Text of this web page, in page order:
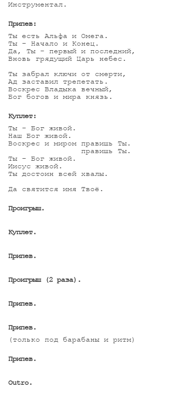
Инструментал.
Припев:
Ты есть Альфа и Омега.
Ты - Начало и Конец.
Да, Ты - первый и последний,
Вновь грядущий Царь небес.
Ты забрал ключи от смерти,
Ад заставил трепетать.
Воскрес Владыка вечный,
Бог богов и мира князь.
Куплет:
Ты - Бог живой.
Наш Бог живой.
Воскрес и миром правишь Ты.
                правишь Ты.
Ты - Бог живой.
Иисус живой.
Ты достоин всей хвалы.
Да святится имя Твоё.
Проигрыш.
Куплет.
Припев.
Проигрыш (2 раза).
Припев.
Припев.
(только под барабаны и ритм)
Припев.
Outro.